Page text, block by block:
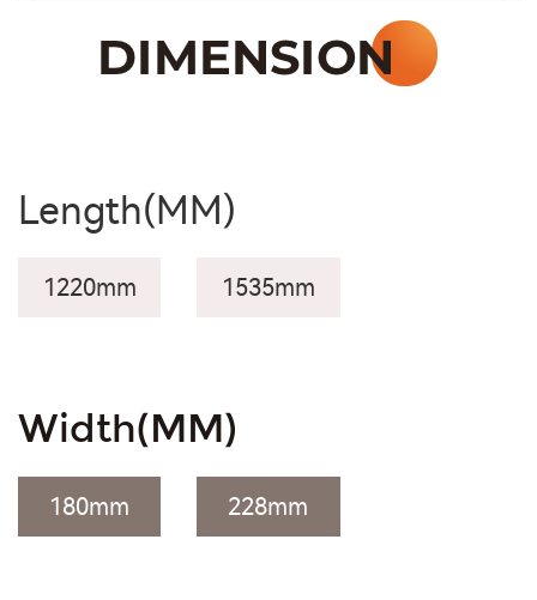
Length(MM)
1220mm 1535mm
Width(MM)
180mm 228mm